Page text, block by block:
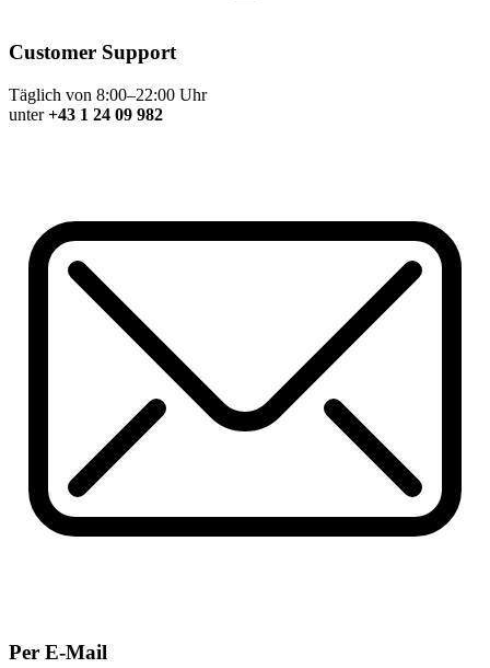
Customer Support
Täglich von 8:00–22:00 Uhr
unter+43 1 24 09 982
Per E-Mail